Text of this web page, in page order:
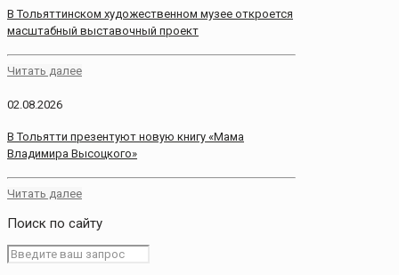
В Тольяттинском художественном музее откроется
масштабный выставочный проект
Читать далее
02.08.2026
В Тольятти презентуют новую книгу «Мама
Владимира Высоцкого»
Читать далее
Поиск по сайту